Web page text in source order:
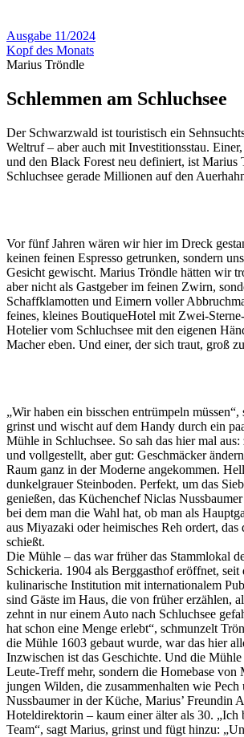
Ausgabe 11/2024
Kopf des Monats
Marius Tröndle
Schlemmen am Schluchsee
Der Schwarzwald ist touristisch ein
Weltruf – aber auch mit Investitionsstau.
und den Black Forest neu definiert, ist Marius
Schluchsee gerade Millionen auf den
Vor fünf Jahren wären wir hier im Dreck
keinen feinen Espresso getrunken, sondern
Gesicht gewischt. Marius Tröndle hätten wir
aber nicht als Gastgeber im feinen Zwirn,
Schaffklamotten und Eimern voller
feines, kleines BoutiqueHotel mit Zwei-
Hotelier vom Schluchsee mit den eigenen
Macher eben. Und einer, der sich traut, groß
„Wir haben ein bisschen entrümpeln
grinst und wischt auf dem Handy durch ein
Mühle in Schluchsee. So sah das hier mal
und vollgestellt, aber gut: Geschmäcker
Raum ganz in der Moderne angekommen.
dunkelgrauer Steinboden. Perfekt, um das
genießen, das Küchenchef Niclas
bei dem man die Wahl hat, ob man als
aus Miyazaki oder heimisches Reh ordert, das
schießt.
Die Mühle – das war früher das Stammlokal
Schickeria. 1904 als Berggasthof eröffnet, seit
kulinarische Institution mit internationalem
sind Gäste im Haus, die von früher erzählen,
zehnt in nur einem Auto nach Schluchsee
hat schon eine Menge erlebt“, schmunzelt
die Mühle 1603 gebaut wurde, war das hier
Inzwischen ist das Geschichte. Und die
Leute-Treff mehr, sondern die Homebase von
jungen Wilden, die zusammenhalten wie
Nussbaumer in der Küche, Marius’ Freundin
Hoteldirektorin – kaum einer älter als 30. „Ich
Team“, sagt Marius, grinst und fügt hinzu: